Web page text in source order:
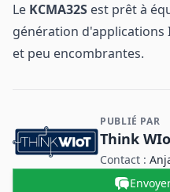
Le KCMA32S est prêt à
génération d'applications
et peu encombrantes.
Contact et informations
PUBLIÉ PAR
Think
Contact :